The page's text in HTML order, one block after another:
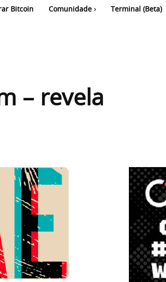
Bitcoin Comunidade Terminal (Beta)
– revela